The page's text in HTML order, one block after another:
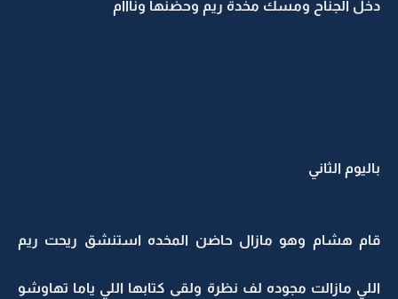
دخل الجناح ومسك مخدة ريم وحضنها ونااام
باليوم الثاني
قام هشام وهو مازال حاضن المخده استنشق ريحت ريم
اللي مازالت مجوده لف نظرة ولقى كتابها اللي ياما تهاوشو